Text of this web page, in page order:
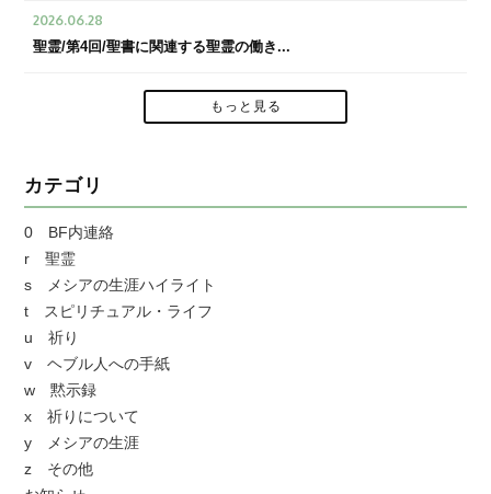
2026.06.28
聖霊/第4回/聖書に関連する聖霊の働き...
もっと見る
カテゴリ
0 BF内連絡
r 聖霊
s メシアの生涯ハイライト
t スピリチュアル・ライフ
u 祈り
v ヘブル人への手紙
w 黙示録
x 祈りについて
y メシアの生涯
z その他